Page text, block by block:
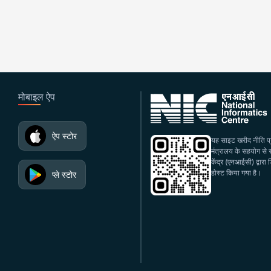
मोबाइल ऐप
ऐप स्टोर
प्ले स्टोर
यह साइट खरीद नीति
मंत्रालय के सहयोग से
केंद्र (एनआईसी)
होस्ट किया गया है।